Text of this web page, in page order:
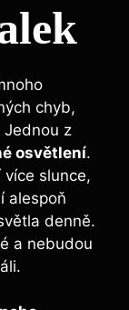
chyb,
Jednou z
osvětlení.
slunce,
alespoň
denně.
a nebudou